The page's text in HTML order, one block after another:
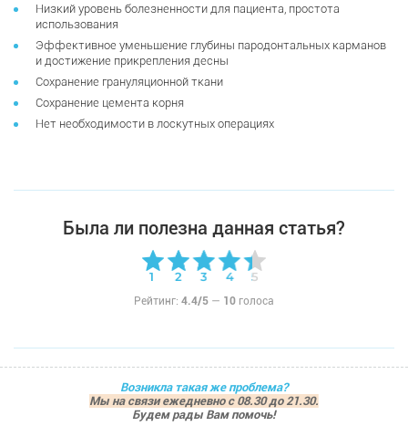
Низкий уровень болезненности для пациента, простота
использования
Эффективное уменьшение глубины пародонтальных карманов
и достижение прикрепления десны
Сохранение грануляционной ткани
Сохранение цемента корня
Нет необходимости в лоскутных операциях
Была ли полезна данная статья?
Рейтинг: 4.4/5 — 10 голоса
Возникла такая же проблема?
Мы на связи ежедневно с 08.30 до 21.30.
Будем рады Вам помочь!